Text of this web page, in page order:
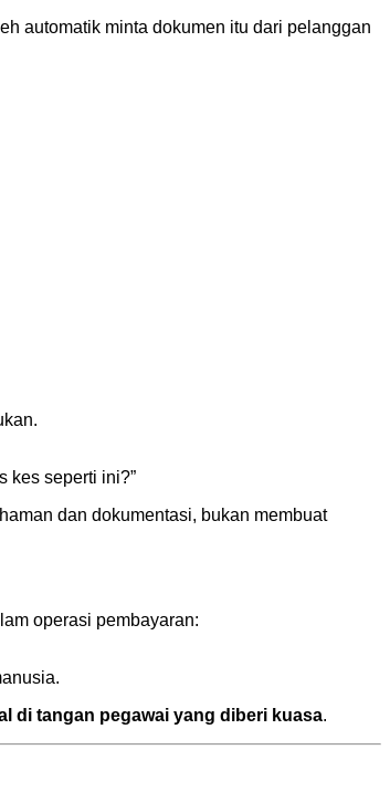
automatik minta dokumen itu dari pelanggan
kes seperti ini?”
dan dokumentasi, bukan membuat
operasi pembayaran:
di tangan pegawai yang diberi kuasa.